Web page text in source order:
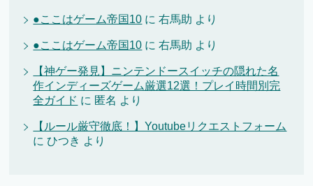
●ここはゲーム帝国10 に右馬助 より
●ここはゲーム帝国10 に右馬助 より
【神ゲー発見】ニンテンドースイッチの隠れた名
作インディーズゲーム厳選12選！プレイ時間別完
全ガイド に 匿名 より
【ルール厳守徹底！】Youtubeリクエストフォーム
にひつき より